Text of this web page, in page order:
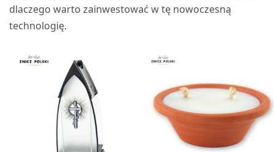
dlaczego warto zainwestować w tę nowoczesną
technologię.